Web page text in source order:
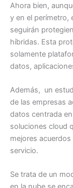
Ahora bien,
y en el perímetro,
seguirán
híbridas. Esta
solamente
datos,
Además, un
de las empresas
datos centrada
soluciones cloud
mejores
servicio.
Se trata de un